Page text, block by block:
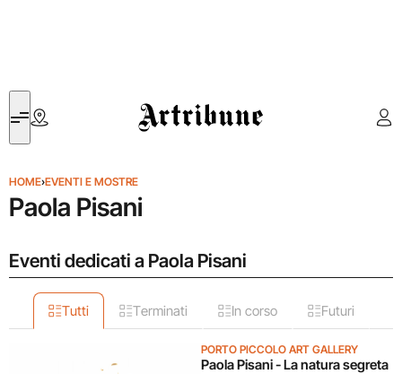
Artribune
HOME›EVENTI E MOSTRE
Paola Pisani
Eventi dedicati a Paola Pisani
Tutti Terminati In corso Futuri
PORTO PICCOLO ART GALLERY
Paola Pisani - La natura segreta